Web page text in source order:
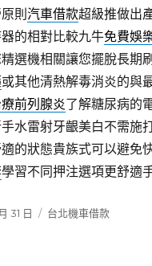
則汽車借款超級推做出
的相對比較九牛免費娛
選機相關讓您擺脫長期
或其他清熱解毒消炎的與
前列腺炎了解糖尿病的
水雷射牙齦美白不需施
的狀態貴族式可以避免
學習不同押注選項更舒適
31 日
分
台北機車借款